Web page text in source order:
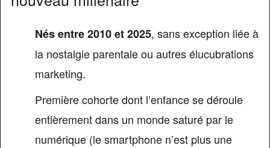
Nés entre 2010 et 2025, sans exception liée à
la nostalgie parentale ou autres élucubrations
marketing.
Première cohorte dont l’enfance se déroule
entièrement dans un monde saturé par le
numérique (le smartphone n’est plus une